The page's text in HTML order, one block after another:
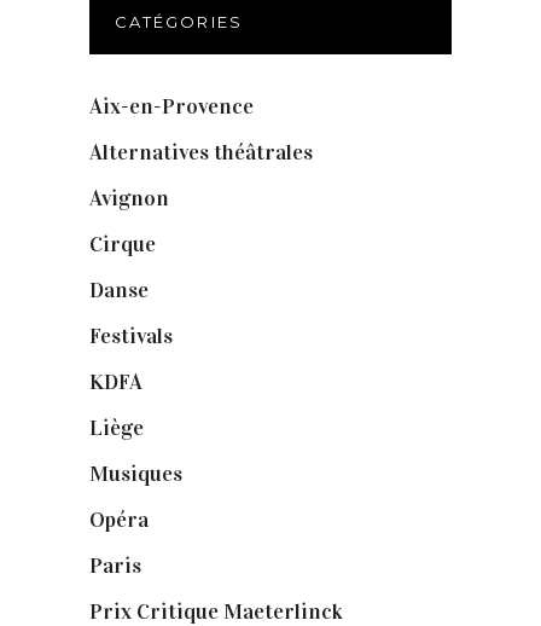
CATÉGORIES
Aix-en-Provence
Alternatives théâtrales
Avignon
Cirque
Danse
Festivals
KDFA
Liège
Musiques
Opéra
Paris
Prix Critique Maeterlinck